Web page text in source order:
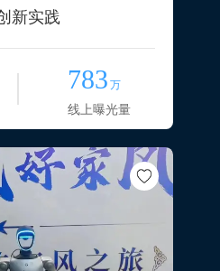
新实践
783 万
线上曝光量